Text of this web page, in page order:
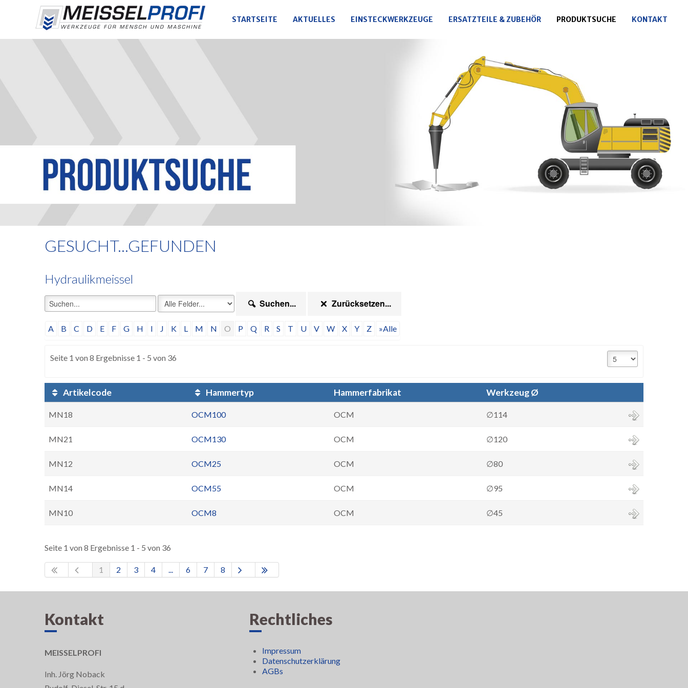
STARTSEITE AKTUELLES EINSTECKWERKZEUGE ERSATZTEILE & ZUBEHÖR PRODUKTSUCHE KONTAKT
GESUCHT...GEFUNDEN
Hydraulikmeissel
Suchen... Zurücksetzen...
A B C D E F G H I J K L M N O P Q R S T U V W X Y Z »Alle
Seite 1 von 8 Ergebnisse 1 - 5 von 36
Artikelcode Hammertyp Hammerfabrikat Werkzeug Ø
MN18 OCM100 OCM ∅114
MN21 OCM130 OCM ∅120
MN12 OCM25 OCM ∅80
MN14 OCM55 OCM ∅95
MN10 OCM8 OCM ∅45
Seite 1 von 8 Ergebnisse 1 - 5 von 36
1 2 3 4 6 7 8
Kontakt
MEISSELPROFI
Inh. Jörg Noback
Rechtliches
Impressum
Datenschutzerklärung
AGBs